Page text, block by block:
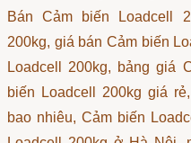
Bán Cảm biến Loadcell
200kg, giá bán Cảm biến
Loadcell 200kg, bảng giá
biến Loadcell 200kg giá
bao nhiêu, Cảm biến